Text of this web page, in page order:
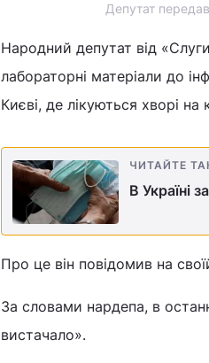
Депутат
Народний депутат від
лабораторні матеріали до
Києві, де лікуються хворі на
ЧИТАЙТЕ
В Україні
Про це він повідомив на
За словами нардепа, в
вистачало».